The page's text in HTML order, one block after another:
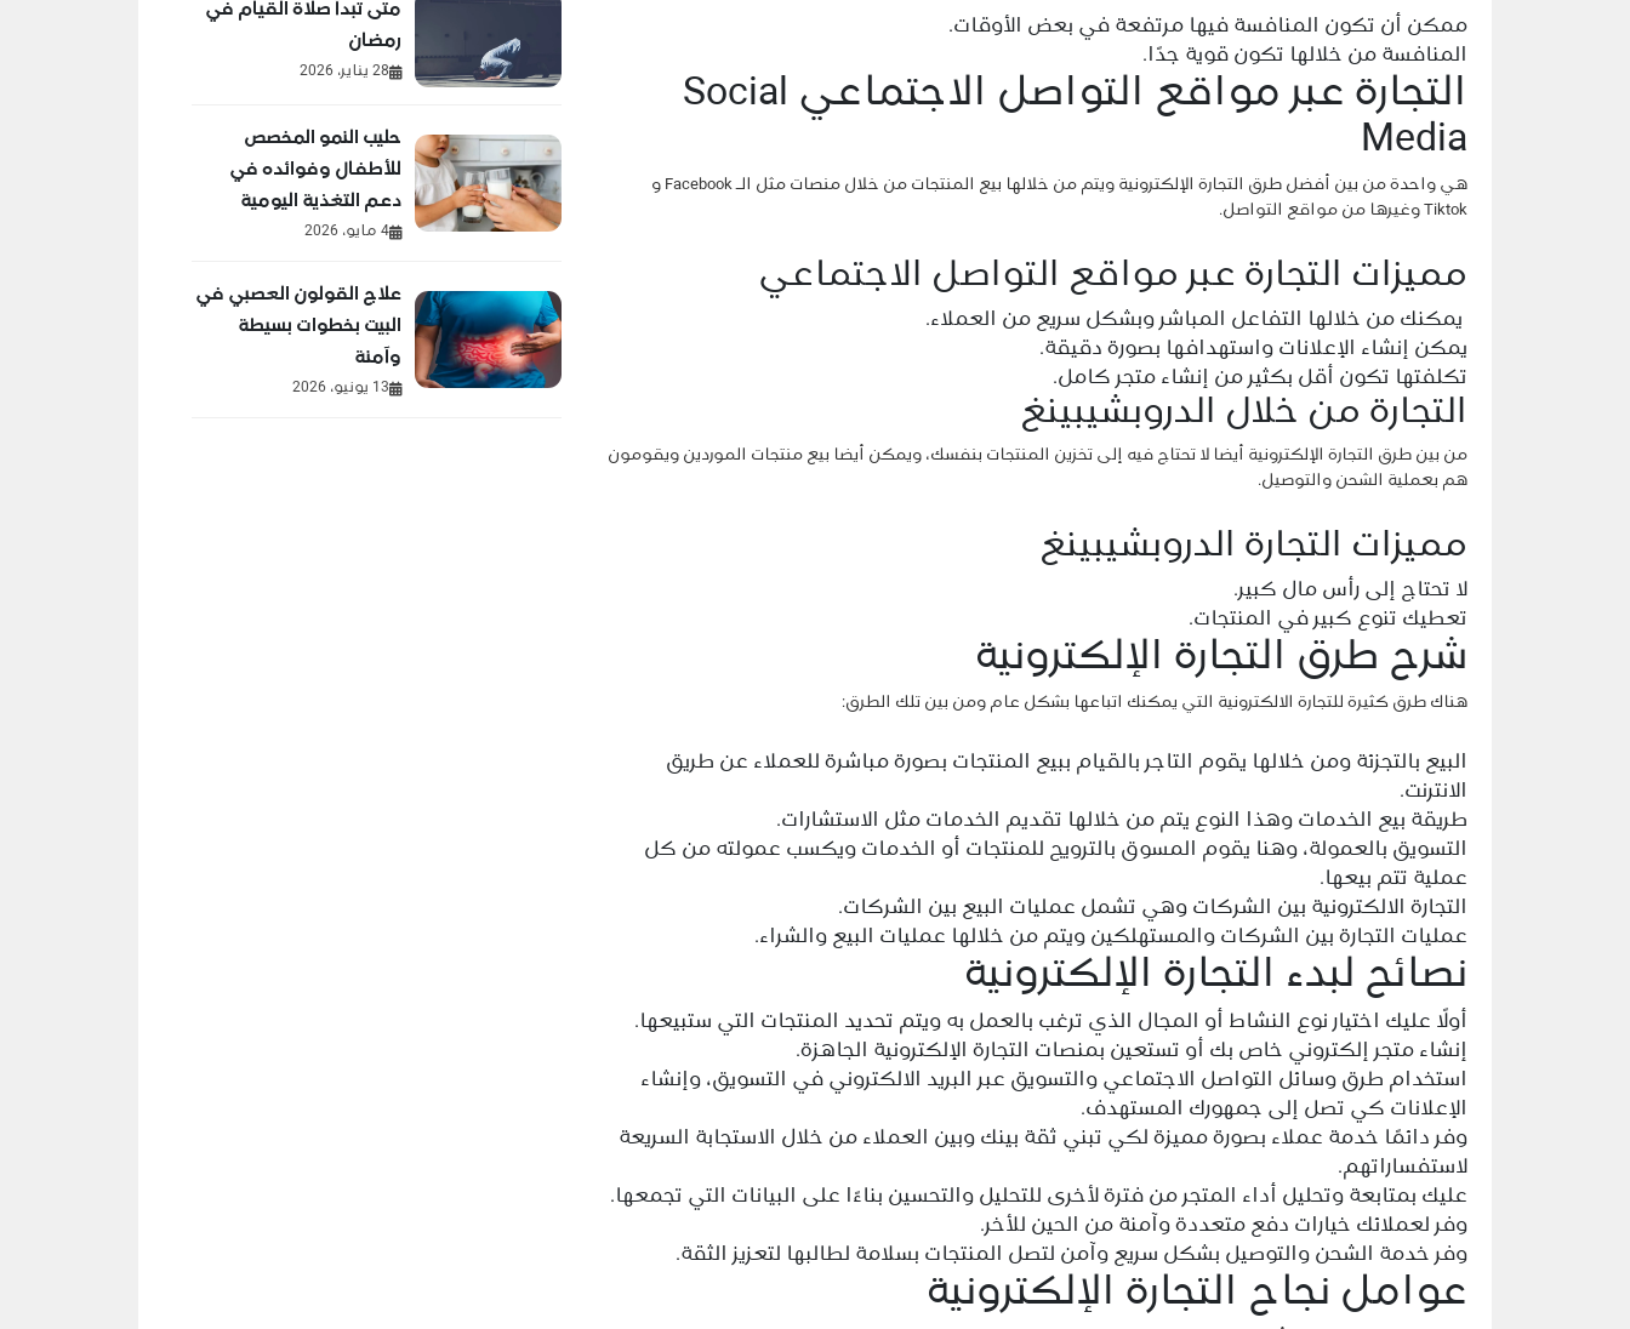
ممكن أن تكون المنافسة فيها مرتفعة في بعض الأوقات.
المنافسة من خلالها تكون قوية جدًا.
التجارة عبر مواقع التواصل الاجتماعي Social
Media
هي واحدة من بين أفضل طرق التجارة الإلكترونية ويتم من خلالها بيع المنتجات من خلال منصات مثل الـ Facebook و
Tiktok وغيرها من مواقع التواصل.
مميزات التجارة عبر مواقع التواصل الاجتماعي
يمكنك من خلالها التفاعل المباشر وبشكل سريع من العملاء.
يمكن إنشاء الإعلانات واستهدافها بصورة دقيقة.
تكلفتها تكون أقل بكثير من إنشاء متجر كامل.
التجارة من خلال الدروبشيبينغ
من بين طرق التجارة الإلكترونية أيضا لا تحتاج فيه إلى تخزين المنتجات بنفسك، ويمكن أيضا بيع منتجات الموردين ويقومون
هم بعملية الشحن والتوصيل.
مميزات التجارة الدروبشيبينغ
لا تحتاج إلى رأس مال كبير.
تعطيك تنوع كبير في المنتجات.
شرح طرق التجارة الإلكترونية
هناك طرق كثيرة للتجارة الالكترونية التي يمكنك اتباعها بشكل عام ومن بين تلك الطرق:
البيع بالتجزئة ومن خلالها يقوم التاجر بالقيام ببيع المنتجات بصورة مباشرة للعملاء عن طريق
الانترنت.
طريقة بيع الخدمات وهذا النوع يتم من خلالها تقديم الخدمات مثل الاستشارات.
التسويق بالعمولة، وهنا يقوم المسوق بالترويج للمنتجات أو الخدمات ويكسب عمولته من كل
عملية تتم بيعها.
التجارة الالكترونية بين الشركات وهي تشمل عمليات البيع بين الشركات.
عمليات التجارة بين الشركات والمستهلكين ويتم من خلالها عمليات البيع والشراء.
نصائح لبدء التجارة الإلكترونية
أولًا عليك اختيار نوع النشاط أو المجال الذي ترغب بالعمل به ويتم تحديد المنتجات التي ستبيعها.
إنشاء متجر إلكتروني خاص بك أو تستعين بمنصات التجارة الإلكترونية الجاهزة.
استخدام طرق وسائل التواصل الاجتماعي والتسويق عبر البريد الالكتروني في التسويق، وإنشاء
الإعلانات كي تصل إلى جمهورك المستهدف.
وفر دائمًا خدمة عملاء بصورة مميزة لكي تبني ثقة بينك وبين العملاء من خلال الاستجابة السريعة
لاستفساراتهم.
عليك بمتابعة وتحليل أداء المتجر من فترة لأخرى للتحليل والتحسين بناءًا على البيانات التي تجمعها.
وفر لعملائك خيارات دفع متعددة وآمنة من الحين للآخر.
وفر خدمة الشحن والتوصيل بشكل سريع وآمن لتصل المنتجات بسلامة لطالبها لتعزيز الثقة.
عوامل نجاح التجارة الإلكترونية
متى تبدأ صلاة القيام في
رمضان
28 يناير، 2026
حليب النمو المخصص
للأطفال وفوائده في
دعم التغذية اليومية
4 مايو، 2026
علاج القولون العصبي في
البيت بخطوات بسيطة
وآمنة
13 يونيو، 2026